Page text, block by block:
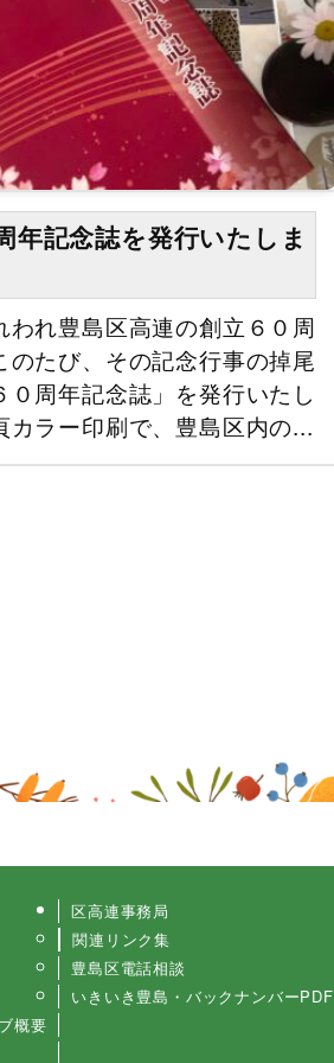
年記念誌を発行いたしま
れ豊島区高連の創立６０周
のたび、その記念行事の掉尾
０周年記念誌」を発行いたし
ラー印刷で、豊島区内の...
概要
区高連事務局
関連リンク集
豊島区電話相談
いきいき豊島・バックナンバーPDF